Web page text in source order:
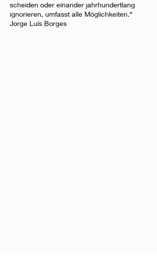
scheiden oder einander jahrhundertlang
ignorieren, umfasst alle Möglichkeiten.“
Jorge Luís Borges